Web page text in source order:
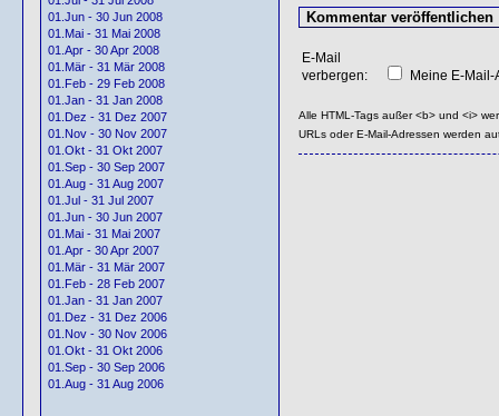
01.Jun - 30 Jun 2008
01.Mai - 31 Mai 2008
01.Apr - 30 Apr 2008
01.Mär - 31 Mär 2008
01.Feb - 29 Feb 2008
01.Jan - 31 Jan 2008
01.Dez - 31 Dez 2007
01.Nov - 30 Nov 2007
01.Okt - 31 Okt 2007
01.Sep - 30 Sep 2007
01.Aug - 31 Aug 2007
01.Jul - 31 Jul 2007
01.Jun - 30 Jun 2007
01.Mai - 31 Mai 2007
01.Apr - 30 Apr 2007
01.Mär - 31 Mär 2007
01.Feb - 28 Feb 2007
01.Jan - 31 Jan 2007
01.Dez - 31 Dez 2006
01.Nov - 30 Nov 2006
01.Okt - 31 Okt 2006
01.Sep - 30 Sep 2006
01.Aug - 31 Aug 2006
E-Mail
verbergen:
Meine E-
Alle HTML-Tags außer <b> und <i>
URLs oder E-Mail-Adressen werden